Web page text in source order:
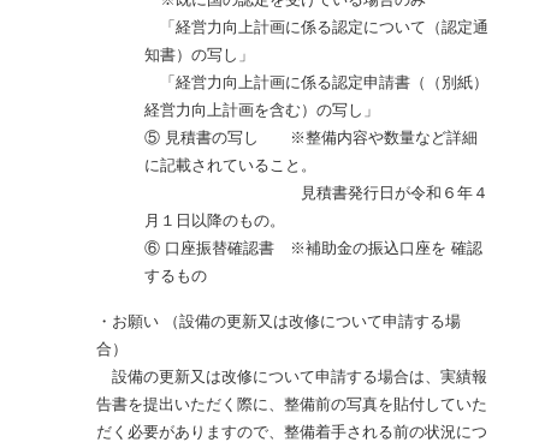
「経営力向上計画に係る認定について（認定通
知書）の写し」
「経営力向上計画に係る認定申請書（（別紙）
経営力向上計画を含む）の写し」
⑤ 見積書の写し ※整備内容や数量など詳細
に記載されていること。
見積書発行日が令和６年４
月１日以降のもの。
⑥ 口座振替確認書 ※補助金の振込口座を 確認
するもの
・お願い （設備の更新又は改修について申請する場
合）
設備の更新又は改修について申請する場合は、実績報
告書を提出いただく際に、整備前の写真を貼付していた
だく必要がありますので、整備着手される前の状況につ